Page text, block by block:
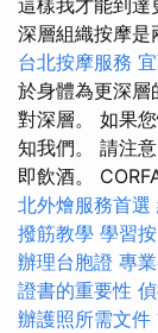
深層組織按摩是
台北按摩服務
於身體為更深層
對深層。 如果
知我們。 請注
即飲酒。
北外燴服務首選
撥筋教學 學習
辦理台胞證 專
證書的重要性
辦護照所需文件